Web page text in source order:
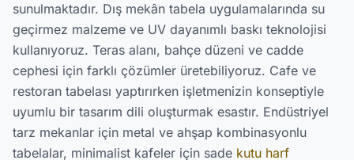
sunulmaktadır. Dış mekân tabela uygulamalarında su
geçirmez malzeme ve UV dayanımlı baskı teknolojisi
kullanıyoruz. Teras alanı, bahçe düzeni ve cadde
cephesi için farklı çözümler üretebiliyoruz. Cafe ve
restoran tabelası yaptırırken işletmenizin konseptiyle
uyumlu bir tasarım dili oluşturmak esastır. Endüstriyel
tarz mekanlar için metal ve ahşap kombinasyonlu
tabelalar, minimalist kafeler için sade kutu harf